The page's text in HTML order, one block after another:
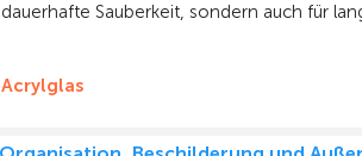
Sauberkeit, sondern auch für
Acrylglas